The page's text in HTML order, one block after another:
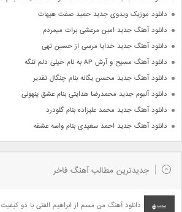
دانلود موزیک ویدوی جدید حمید صفت هیهات
دانلود آهنگ جدید امین مرعشی برات میمردم
دانلود آهنگ جدید خدایا مرسی از حسین تهی
دانلود آهنگ مسیح و آرش AP به نام خیلی دلم تنگه
دانلود آهنگ جدید محسن یگانه بنام چنگال تقدیر
دانلود آلبوم جدید محمدرضا هدایتی بنام عشق پنهونی
دانلود آهنگ جدید محمد علیزاده بنام گلودرد
دانلود آهنگ جدید احمد سعیدی بنام واسه عشقه
جدیدترین مطالب آهنگ فاخر
دانلود آهنگ من مسم از ابراهیم الفتی با دو کیفیت